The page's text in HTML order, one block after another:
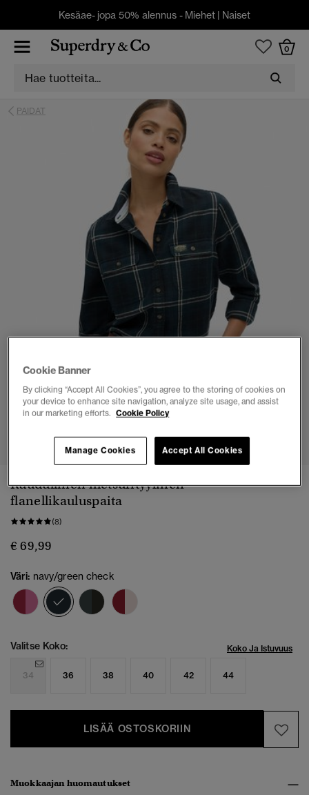
Kesäae- jopa 50% alennus - Miehet | Naiset
0
PAIDAT
Ruudullinen metsurityylinen
flanellikauluspaita
(8)
€ 69,99
Väri: navy/green check
valittu
Valitse Koko: Koko Ja Istuvuus
34 36 38 40 42 44
LISÄÄ OSTOSKORIIN
Muokkaajan huomautukset
Cookie Banner
By clicking “Accept All Cookies”, you agree to the storing of cookies on
your device to enhance site navigation, analyze site usage, and assist
in our marketing efforts. Cookie Policy
Accept All Cookies
Manage Cookies